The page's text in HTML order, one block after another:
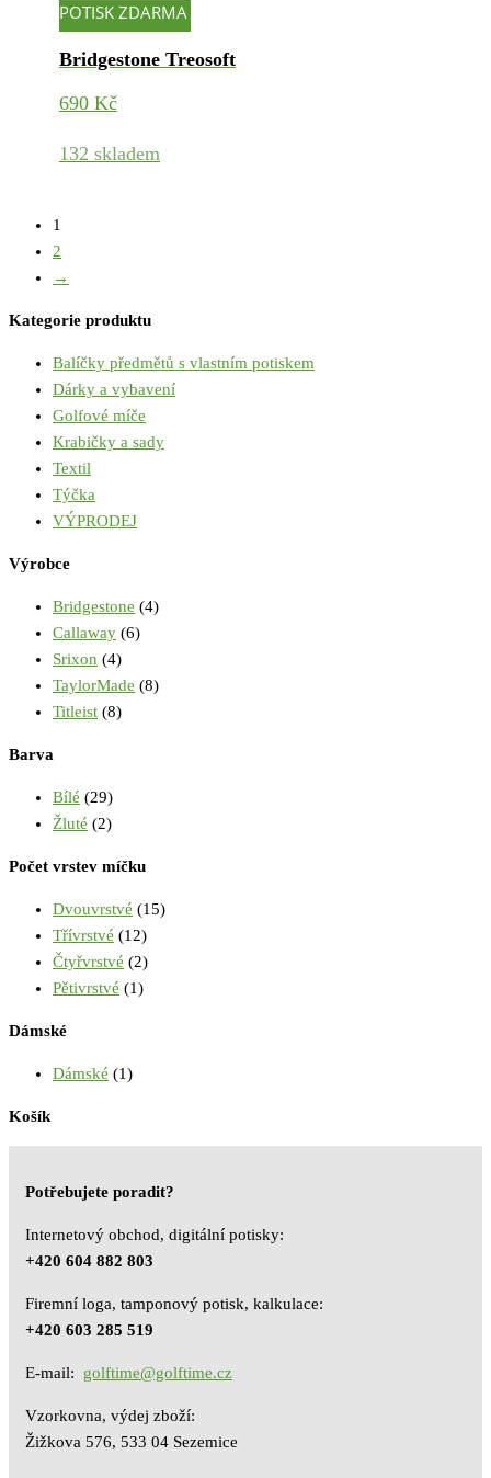
POTISK ZDARMA
Bridgestone Treosoft
690 Kč
132 skladem
1
2
→
Kategorie produktu
Balíčky předmětů s vlastním potiskem
Dárky a vybavení
Golfové míče
Krabičky a sady
Textil
Týčka
VÝPRODEJ
Výrobce
Bridgestone (4)
Callaway (6)
Srixon (4)
TaylorMade (8)
Titleist (8)
Barva
Bílé (29)
Žluté (2)
Počet vrstev míčku
Dvouvrstvé (15)
Třívrstvé (12)
Čtyřvrstvé (2)
Pětivrstvé (1)
Dámské
Dámské (1)
Košík
Potřebujete poradit?
Internetový obchod, digitální potisky:
+420 604 882 803
Firemní loga, tamponový potisk, kalkulace:
+420 603 285 519
E-mail: golftime@golftime.cz
Vzorkovna, výdej zboží:
Žižkova 576, 533 04 Sezemice